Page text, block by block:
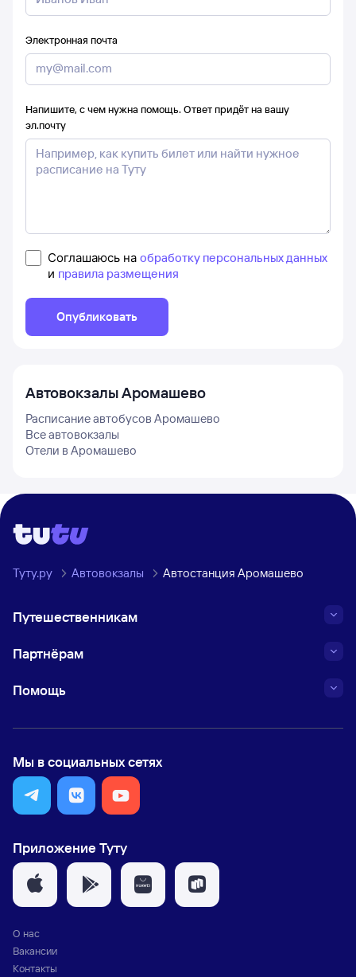
Электронная почта
Напишите, с чем нужна помощь. Ответ придёт на вашу
эл.почту
Соглашаюсь на обработку персональных данных
и правила размещения
Опубликовать
АвтовокзалыАромашево
Расписание автобусов Аромашево
Все автовокзалы
Отели в Аромашево
Туту.ру Автовокзалы Автостанция Аромашево
Путешественникам
Партнёрам
Помощь
Мы в социальных сетях
Приложение Туту
О нас
Вакансии
Контакты